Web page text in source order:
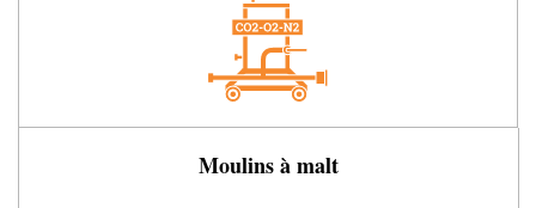
Moulins à malt